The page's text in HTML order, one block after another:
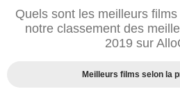
Quels sont les meilleurs
notre classement des
2019 sur
Meilleurs films selon la